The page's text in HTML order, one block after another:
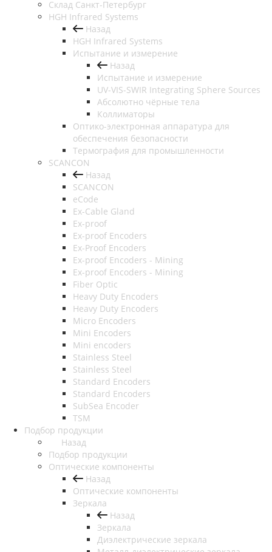
Cклад Санкт-Петербург
HGH Infrared Systems
Назад
HGH Infrared Systems
Испытание и измерение
Назад
Испытание и измерение
UV-VIS-SWIR Integrating Sphere Sources
Абсолютно чёрные тела
Коллиматоры
Оптико-электронная аппаратура для
обеспечения безопасности
Термография для промышленности
SCANCON
Назад
SCANCON
eCode
Ex-Cable Gland
Ex-proof
Ex-proof Encoders
Ex-Proof Encoders
Ex-proof Encoders - Mining
Ex-proof Encoders - Mining
Fiber Optic
Heavy Duty Encoders
Heavy Duty Encoders
Micro Encoders
Mini Encoders
Mini encoders
Stainless Steel
Stainless Steel
Standard Encoders
Standard Encoders
SubSea Encoder
TSM
Подбор продукции
Назад
Подбор продукции
Оптические компоненты
Назад
Оптические компоненты
Зеркала
Назад
Зеркала
Диэлектрические зеркала